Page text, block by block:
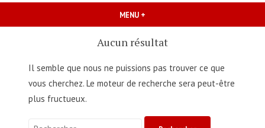
MENU +
Aucun résultat
Il semble que nous ne puissions pas trouver ce que
vous cherchez. Le moteur de recherche sera peut-être
plus fructueux.
Rechercher :